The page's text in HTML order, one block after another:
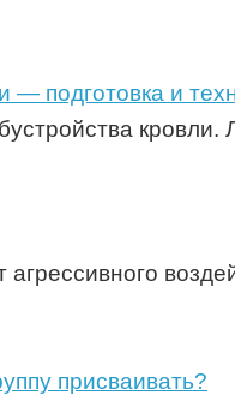
подготовка и
кровли.
агрессивного
присваивать?